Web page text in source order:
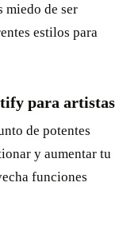
miedo de ser
estilos para
para artistas
de potentes
y aumentar tu
funciones